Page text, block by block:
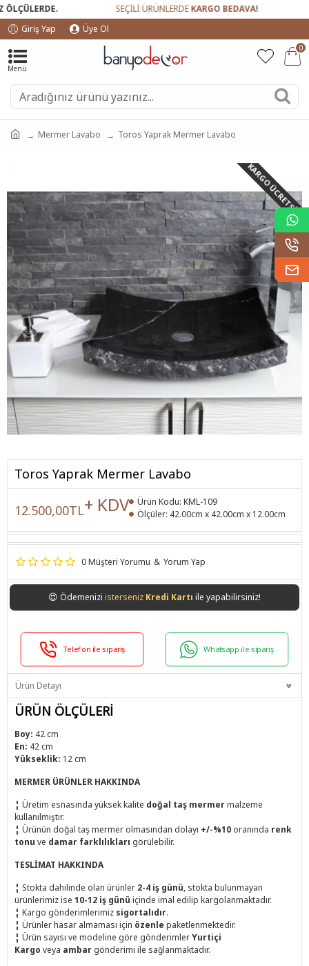
SEÇİLİ ÜRÜNLERDEKARGO BEDAVA!
Giriş Yap
Üye Ol
0
Mermer Lavabo Toros Yaprak Mermer Lavabo
KARGO ÜCRETSIZ!
Toros Yaprak Mermer Lavabo
0 Müşteri Yorumu & Yorum Yap
12.500,00TL+ KDV Ürün Kodu: KML-109
Ölçüler: 42.00cm x 42.00cm x 12.00cm
😍 Ödemenizi istersenizKredi Kartı ile yapabilirsiniz!
Telefon ile sipariş Whatsapp ile sipariş
Ürün Detayı
ÜRÜN ÖLÇÜLERİ
Boy: 42 cm
En: 42 cm
Yükseklik: 12 cm
MERMER ÜRÜNLER HAKKINDA
¦ Üretim esnasında yüksek kalite doğal taş mermermalzeme
kullanılmıştır.
¦ Ürünün doğal taş mermer olmasından dolayı +/-%10 oranında renk
tonu ve damar farklılıkları görülebilir.
TESLİMAT HAKKINDA
¦ Stokta dahilinde olan ürünler 2-4 iş günü, stokta bulunmayan
ürünlerimiz ise 10-12 iş günü içinde imal edilip kargolanmaktadır.
¦ Kargo gönderimlerimiz sigortalıdır.
¦ Ürünler hasar almaması için özenle paketlenmektedir.
¦ Ürün sayısı ve modeline göre gönderimlerYurtiçi
Kargo veya ambar gönderimi ile sağlanmaktadır.